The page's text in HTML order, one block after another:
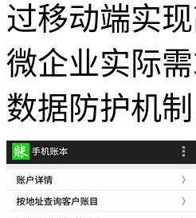
过移动端实
微企业实际
数据防护机